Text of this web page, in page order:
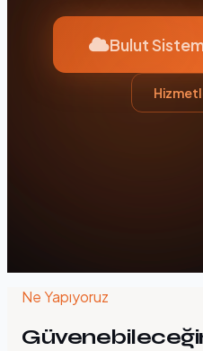
Bulut
Ne Yapıyoruz